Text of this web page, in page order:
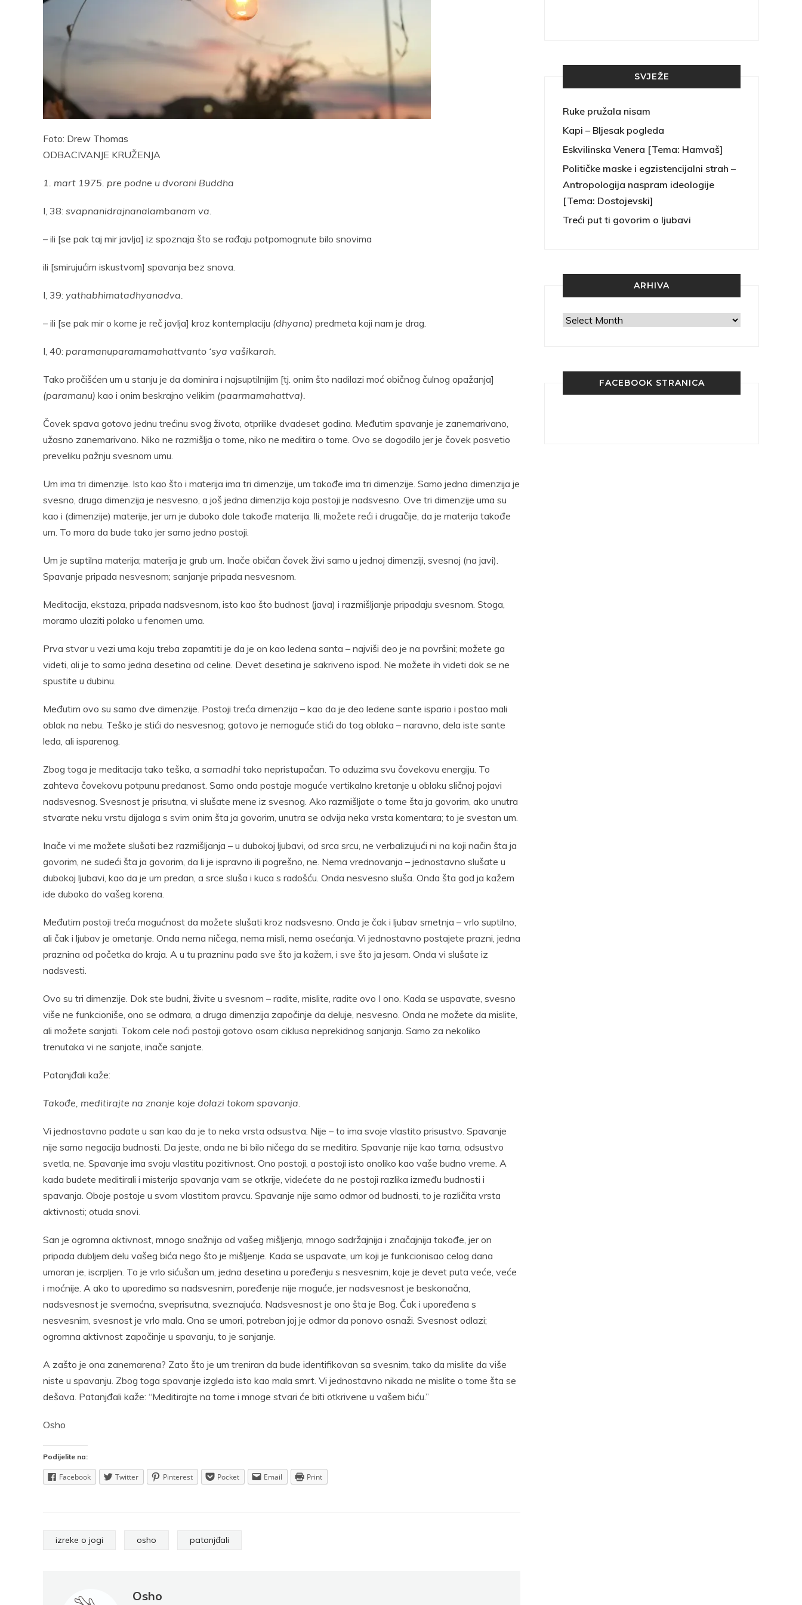
Foto: Drew Thomas
ODBACIVANJE KRUŽENJA
1. mart 1975. pre podne u dvorani Buddha
I, 38: svapnanidrajnanalambanam va.
– ili [se pak taj mir javlja] iz spoznaja što se rađaju potpomognute bilo snovima
ili [smirujućim iskustvom] spavanja bez snova.
I, 39: yathabhimatadhyanadva.
– ili [se pak mir o kome je reč javlja] kroz kontemplaciju (dhyana) predmeta koji nam je drag.
I, 40: paramanuparamamahattvanto ‘sya vašikarah.
Tako pročišćen um u stanju je da dominira i najsuptilnijim [tj. onim što nadilazi moć običnog čulnog opažanja]
(paramanu) kao i onim beskrajno velikim (paarmamahattva).
Čovek spava gotovo jednu trećinu svog života, otprilike dvadeset godina. Međutim spavanje je zanemarivano,
užasno zanemarivano. Niko ne razmišlja o tome, niko ne meditira o tome. Ovo se dogodilo jer je čovek posvetio
preveliku pažnju svesnom umu.
Um ima tri dimenzije. Isto kao što i materija ima tri dimenzije, um takođe ima tri dimenzije. Samo jedna dimenzija je
svesno, druga dimenzija je nesvesno, a još jedna dimenzija koja postoji je nadsvesno. Ove tri dimenzije uma su
kao i (dimenzije) materije, jer um je duboko dole takođe materija. Ili, možete reći i drugačije, da je materija takođe
um. To mora da bude tako jer samo jedno postoji.
Um je suptilna materija; materija je grub um. Inače običan čovek živi samo u jednoj dimenziji, svesnoj (na javi).
Spavanje pripada nesvesnom; sanjanje pripada nesvesnom.
Meditacija, ekstaza, pripada nadsvesnom, isto kao što budnost (java) i razmišljanje pripadaju svesnom. Stoga,
moramo ulaziti polako u fenomen uma.
Prva stvar u vezi uma koju treba zapamtiti je da je on kao ledena santa – najviši deo je na površini; možete ga
videti, ali je to samo jedna desetina od celine. Devet desetina je sakriveno ispod. Ne možete ih videti dok se ne
spustite u dubinu.
Međutim ovo su samo dve dimenzije. Postoji treća dimenzija – kao da je deo ledene sante ispario i postao mali
oblak na nebu. Teško je stići do nesvesnog; gotovo je nemoguće stići do tog oblaka – naravno, dela iste sante
leda, ali isparenog.
Zbog toga je meditacija tako teška, a samadhi tako nepristupačan. To oduzima svu čovekovu energiju. To
zahteva čovekovu potpunu predanost. Samo onda postaje moguće vertikalno kretanje u oblaku sličnoj pojavi
nadsvesnog. Svesnost je prisutna, vi slušate mene iz svesnog. Ako razmišljate o tome šta ja govorim, ako unutra
stvarate neku vrstu dijaloga s svim onim šta ja govorim, unutra se odvija neka vrsta komentara; to je svestan um.
Inače vi me možete slušati bez razmišljanja – u dubokoj ljubavi, od srca srcu, ne verbalizujući ni na koji način šta ja
govorim, ne sudeći šta ja govorim, da li je ispravno ili pogrešno, ne. Nema vrednovanja – jednostavno slušate u
dubokoj ljubavi, kao da je um predan, a srce sluša i kuca s radošću. Onda nesvesno sluša. Onda šta god ja kažem
ide duboko do vašeg korena.
Međutim postoji treća mogućnost da možete slušati kroz nadsvesno. Onda je čak i ljubav smetnja – vrlo suptilno,
ali čak i ljubav je ometanje. Onda nema ničega, nema misli, nema osećanja. Vi jednostavno postajete prazni, jedna
praznina od početka do kraja. A u tu prazninu pada sve što ja kažem, i sve što ja jesam. Onda vi slušate iz
nadsvesti.
Ovo su tri dimenzije. Dok ste budni, živite u svesnom – radite, mislite, radite ovo I ono. Kada se uspavate, svesno
više ne funkcioniše, ono se odmara, a druga dimenzija započinje da deluje, nesvesno. Onda ne možete da mislite,
ali možete sanjati. Tokom cele noći postoji gotovo osam ciklusa neprekidnog sanjanja. Samo za nekoliko
trenutaka vi ne sanjate, inače sanjate.
Patanjđali kaže:
Takođe, meditirajte na znanje koje dolazi tokom spavanja.
Vi jednostavno padate u san kao da je to neka vrsta odsustva. Nije – to ima svoje vlastito prisustvo. Spavanje
nije samo negacija budnosti. Da jeste, onda ne bi bilo ničega da se meditira. Spavanje nije kao tama, odsustvo
svetla, ne. Spavanje ima svoju vlastitu pozitivnost. Ono postoji, a postoji isto onoliko kao vaše budno vreme. A
kada budete meditirali i misterija spavanja vam se otkrije, videćete da ne postoji razlika između budnosti i
spavanja. Oboje postoje u svom vlastitom pravcu. Spavanje nije samo odmor od budnosti, to je različita vrsta
aktivnosti; otuda snovi.
San je ogromna aktivnost, mnogo snažnija od vašeg mišljenja, mnogo sadržajnija i značajnija takođe, jer on
pripada dubljem delu vašeg bića nego što je mišljenje. Kada se uspavate, um koji je funkcionisao celog dana
umoran je, iscrpljen. To je vrlo sićušan um, jedna desetina u poređenju s nesvesnim, koje je devet puta veće, veće
i moćnije. A ako to uporedimo sa nadsvesnim, poređenje nije moguće, jer nadsvesnost je beskonačna,
nadsvesnost je svemoćna, sveprisutna, sveznajuća. Nadsvesnost je ono šta je Bog. Čak i upoređena s
nesvesnim, svesnost je vrlo mala. Ona se umori, potreban joj je odmor da ponovo osnaži. Svesnost odlazi;
ogromna aktivnost započinje u spavanju, to je sanjanje.
A zašto je ona zanemarena? Zato što je um treniran da bude identifikovan sa svesnim, tako da mislite da više
niste u spavanju. Zbog toga spavanje izgleda isto kao mala smrt. Vi jednostavno nikada ne mislite o tome šta se
dešava. Patanjđali kaže: “Meditirajte na tome i mnoge stvari će biti otkrivene u vašem biću.”
Osho
Podijelite na:
Facebook Twitter Pinterest Pocket Email Print
izreke o jogi osho patanjđali
Osho
Pocket
SVJEŽE
Ruke pružala nisam
Kapi – Bljesak pogleda
Eskvilinska Venera [Tema: Hamvaš]
Političke maske i egzistencijalni strah –
Antropologija naspram ideologije
[Tema: Dostojevski]
Treći put ti govorim o ljubavi
ARHIVA
Arhiva
FACEBOOK STRANICA